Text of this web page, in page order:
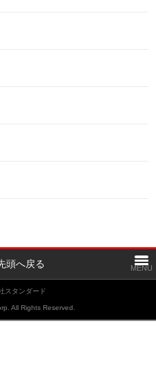
頭へ戻る
スタンダード
All Rights Reserved.